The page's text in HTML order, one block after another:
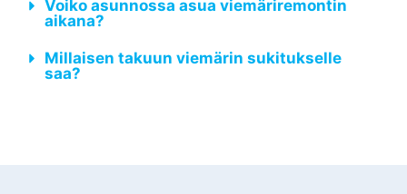
Voiko asunnossa asua viemäriremontin
aikana?
Millaisen takuun viemärin sukitukselle
saa?